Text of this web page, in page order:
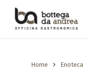
Home Enoteca